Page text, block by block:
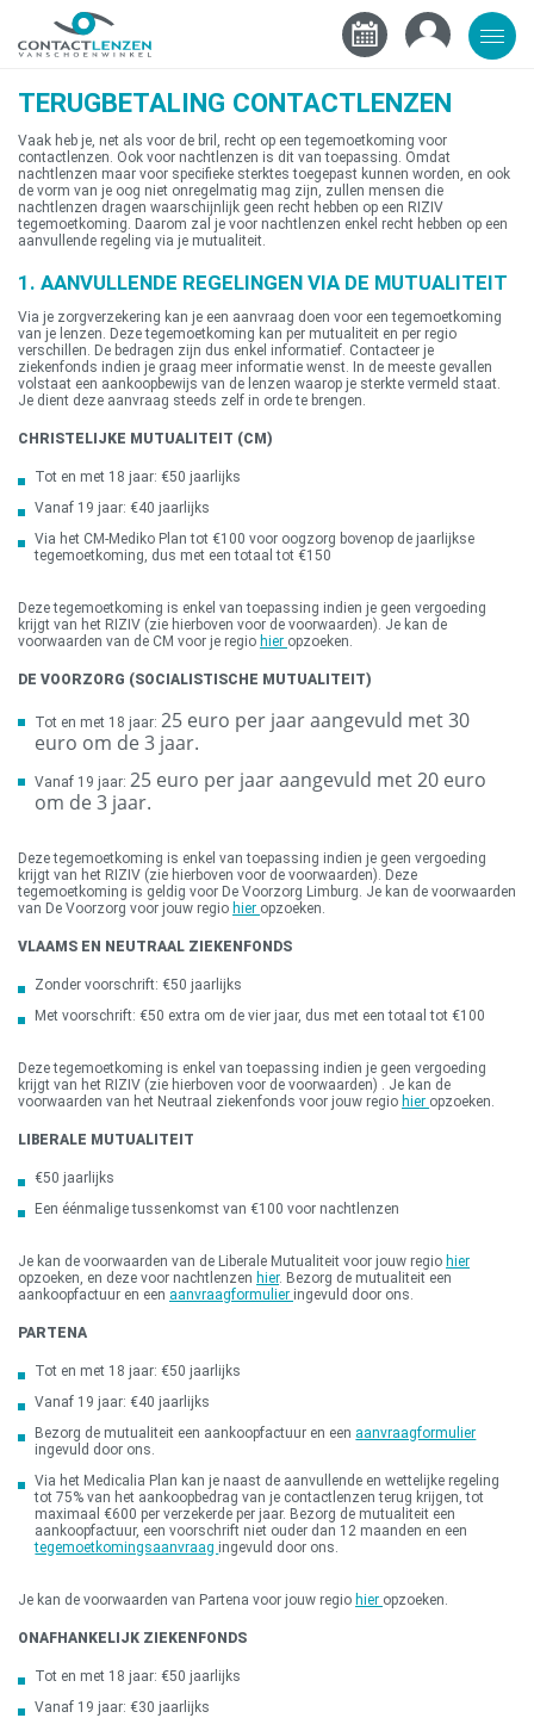
TERUGBETALING CONTACTLENZEN
Vaak heb je, net als voor de bril, recht op een tegemoetkoming voor
contactlenzen. Ook voor nachtlenzen is dit van toepassing. Omdat
nachtlenzen maar voor specifieke sterktes toegepast kunnen worden, en ook
de vorm van je oog niet onregelmatig mag zijn, zullen mensen die
nachtlenzen dragen waarschijnlijk geen recht hebben op een RIZIV
tegemoetkoming. Daarom zal je voor nachtlenzen enkel recht hebben op een
aanvullende regeling via je mutualiteit.
1. AANVULLENDE REGELINGEN VIA DE MUTUALITEIT
Via je zorgverzekering kan je een aanvraag doen voor een tegemoetkoming
van je lenzen. Deze tegemoetkoming kan per mutualiteit en per regio
verschillen. De bedragen zijn dus enkel informatief. Contacteer je
ziekenfonds indien je graag meer informatie wenst. In de meeste gevallen
volstaat een aankoopbewijs van de lenzen waarop je sterkte vermeld staat.
Je dient deze aanvraag steeds zelf in orde te brengen.
CHRISTELIJKE MUTUALITEIT (CM)
Tot en met 18 jaar: €50 jaarlijks
Vanaf 19 jaar: €40 jaarlijks
Via het CM-Mediko Plan tot €100 voor oogzorg bovenop de jaarlijkse
tegemoetkoming, dus met een totaal tot €150
Deze tegemoetkoming is enkel van toepassing indien je geen vergoeding
krijgt van het RIZIV (zie hierboven voor de voorwaarden). Je kan de
voorwaarden van de CM voor je regio hier opzoeken.
DE VOORZORG (SOCIALISTISCHE MUTUALITEIT)
Tot en met 18 jaar:25 euro per jaar aangevuld met 30
euro om de 3 jaar.
Vanaf 19 jaar:25 euro per jaar aangevuld met 20 euro
om de 3 jaar.
Deze tegemoetkoming is enkel van toepassing indien je geen vergoeding
krijgt van het RIZIV (zie hierboven voor de voorwaarden). Deze
tegemoetkoming is geldig voor De Voorzorg Limburg. Je kan de voorwaarden
van De Voorzorg voor jouw regio hier opzoeken.
VLAAMS EN NEUTRAAL ZIEKENFONDS
Zonder voorschrift: €50 jaarlijks
Met voorschrift: €50 extra om de vier jaar, dus met een totaal tot €100
Deze tegemoetkoming is enkel van toepassing indien je geen vergoeding
krijgt van het RIZIV (zie hierboven voor de voorwaarden) . Je kan de
voorwaarden van het Neutraal ziekenfonds voor jouw regio hier opzoeken.
LIBERALE MUTUALITEIT
€50 jaarlijks
Een éénmalige tussenkomst van €100 voor nachtlenzen
Je kan de voorwaarden van de Liberale Mutualiteit voor jouw regio hier
opzoeken, en deze voor nachtlenzen hier. Bezorg de mutualiteit een
aankoopfactuur en een aanvraagformulier ingevuld door ons.
PARTENA
Tot en met 18 jaar: €50 jaarlijks
Vanaf 19 jaar: €40 jaarlijks
Bezorg de mutualiteit een aankoopfactuur en een aanvraagformulier
ingevuld door ons.
Via het Medicalia Plan kan je naast de aanvullende en wettelijke regeling
tot 75% van het aankoopbedrag van je contactlenzen terug krijgen, tot
maximaal €600 per verzekerde per jaar. Bezorg de mutualiteit een
aankoopfactuur, een voorschrift niet ouder dan 12 maanden en een
tegemoetkomingsaanvraag ingevuld door ons.
Je kan de voorwaarden van Partena voor jouw regio hier opzoeken.
ONAFHANKELIJK ZIEKENFONDS
Tot en met 18 jaar: €50 jaarlijks
Vanaf 19 jaar: €30 jaarlijks